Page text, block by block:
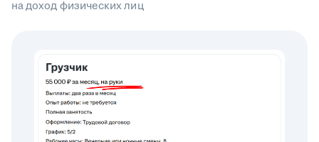
на доход физических лиц